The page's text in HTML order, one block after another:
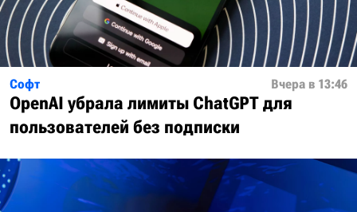
Софт Вчера в 13:46
OpenAI убрала лимиты ChatGPT для
пользователей без подписки